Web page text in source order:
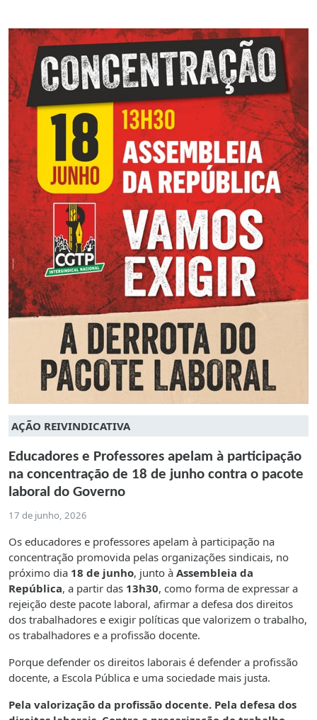
AÇÃO REIVINDICATIVA
Educadores e Professores apelam à participação
na concentração de 18 de junho contra o pacote
laboral do Governo
17 de junho, 2026
Os educadores e professores apelam à participação na
concentração promovida pelas organizações sindicais, no
próximo dia 18 de junho, junto à Assembleia da
República, a partir das 13h30, como forma de expressar a
rejeição deste pacote laboral, afirmar a defesa dos direitos
dos trabalhadores e exigir políticas que valorizem o trabalho,
os trabalhadores e a profissão docente.
Porque defender os direitos laborais é defender a profissão
docente, a Escola Pública e uma sociedade mais justa.
Pela valorização da profissão docente. Pela defesa dos